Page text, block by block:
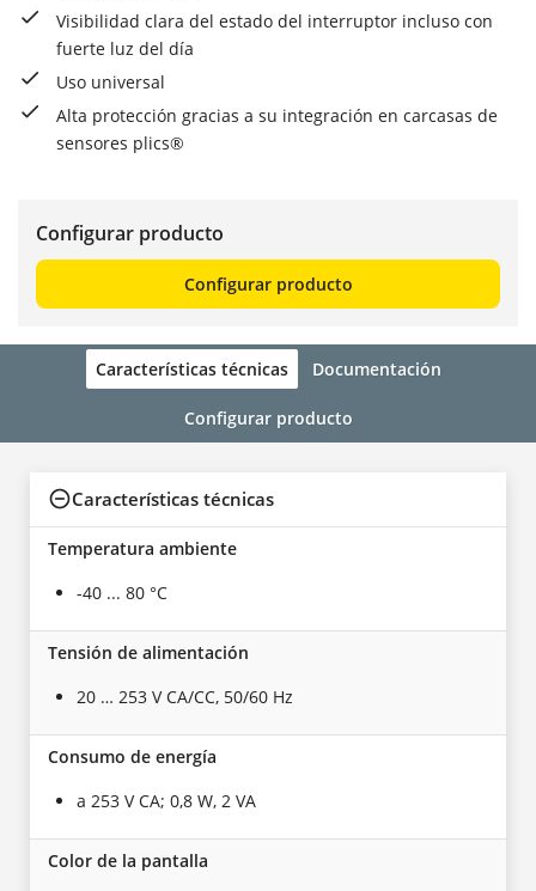
Visibilidad clara del estado del interruptor incluso con
fuerte luz del día
Uso universal
Alta protección gracias a su integración en carcasas de
sensores plics®
Configurar producto
Configurar producto
Características técnicas Documentación
Configurar producto
Características técnicas
Temperatura ambiente
-40 ... 80 °C
Tensión de alimentación
20 … 253 V CA/CC, 50/60 Hz
Consumo de energía
a 253 V CA; 0,8 W, 2 VA
Color de la pantalla